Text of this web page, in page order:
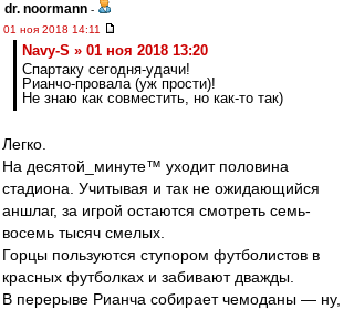
dr. noormann -
01 ноя 2018 14:11
Navy-S » 01 ноя 2018 13:20
Спартаку сегодня-удачи!
Рианчо-провала (уж прости)!
Не знаю как совместить, но как-то так)
Легко.
На десятой_минуте™ уходит половина
стадиона. Учитывая и так не ожидающийся
аншлаг, за игрой остаются смотреть семь-
восемь тысяч смелых.
Горцы пользуются ступором футболистов в
красных футболках и забивают дважды.
В перерыве Рианча собирает чемоданы — ну,